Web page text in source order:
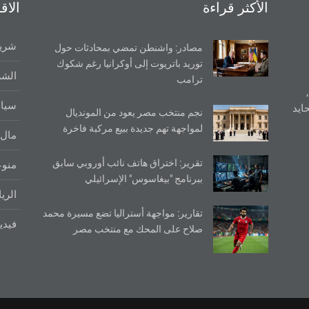
الأكثر قراءة
مصادر: واشنطن تمضي بمحادثات حول
توريد باتريوت إلى أوكرانيا رغم شكوك
ترامب
نجم منتخب مصر يعود من المونديال
لمواجهة تهم جديدة ببيع مركبة فاخرة
تقرير: اختراق هاتف نائب أوروبي سابق
ببرنامج "بيغاسوس" الإسرائيلي
تقارير: مواجهة أستراليا تضع مسيرة محمد
صلاح على المحك مع منتخب مصر